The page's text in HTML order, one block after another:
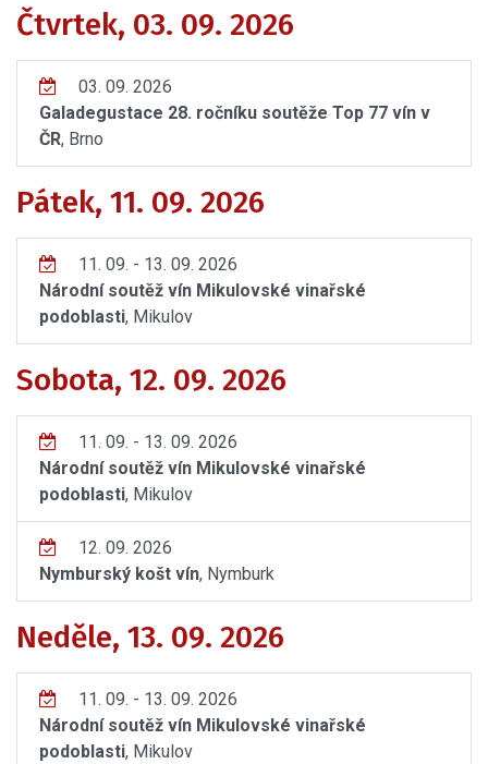
Čtvrtek, 03. 09. 2026
03. 09. 2026
Galadegustace 28. ročníku soutěže Top 77 vín v
ČR, Brno
Pátek, 11. 09. 2026
11. 09. - 13. 09. 2026
Národní soutěž vín Mikulovské vinařské
podoblasti, Mikulov
Sobota, 12. 09. 2026
11. 09. - 13. 09. 2026
Národní soutěž vín Mikulovské vinařské
podoblasti, Mikulov
12. 09. 2026
Nymburský košt vín, Nymburk
Neděle, 13. 09. 2026
11. 09. - 13. 09. 2026
Národní soutěž vín Mikulovské vinařské
podoblasti, Mikulov